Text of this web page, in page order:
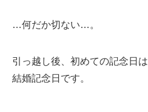
…何だか切ない…。
引っ越し後、初めての記念日は
結婚記念日です。